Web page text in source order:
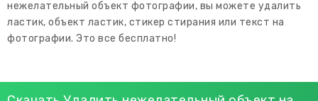
нежелательный объект фотографии, вы можете удалить
ластик, объект ластик, стикер стирания или текст на
фотографии. Это все бесплатно!